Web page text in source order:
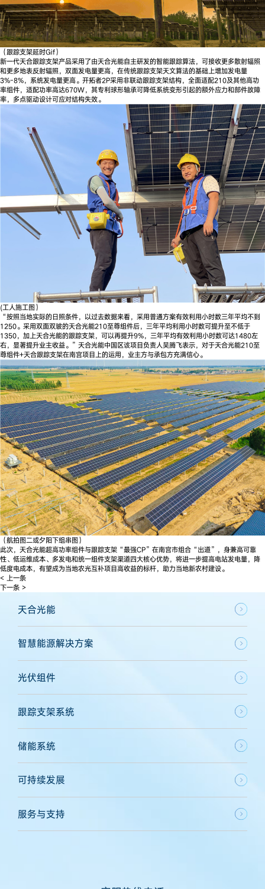
（跟踪支架延时Gif）
新一代天合跟踪支架产品采用了由天合光能自主研发的智能跟踪算法，可接收更多散射辐照
和更多地表反射辐照，双面发电量更高，在传统跟踪支架天文算法的基础上增加发电量
3%-8%，系统发电量更高。开拓者2P采用非联动跟踪支架结构，全面适配210及其他高功
率组件，适配功率高达670W，其专利球形轴承可降低系统变形引起的额外应力和部件故障
率，多点驱动设计可应对结构失效。
(工人施工图）
“按照当地实际的日照条件，以过去数据来看，采用普通方案有效利用小时数三年平均不到
1250。采用双面双玻的天合光能210至尊组件后，三年平均利用小时数可提升至不低于
1350，加上天合光能的跟踪支架，可以再提升9%，三年平均有效利用小时数可达1480左
右，显著提升业主收益。”天合光能中国区该项目负责人吴腾飞表示，对于天合光能210至
尊组件+天合跟踪支架在南宫项目上的运用，业主方与承包方充满信心。
（航拍图二或夕阳下组串图）
此次，天合光能超高功率组件与跟踪支架“最强CP”在南宫市组合“出道”，身兼高可靠
性、低运维成本、多发电和统一组件支架渠道四大核心优势，将进一步提高电站发电量，降
低度电成本，有望成为当地农光互补项目高收益的标杆，助力当地新农村建设。
< 上一条
下一条 >
天合光能
智慧能源解决方案
光伏组件
跟踪支架系统
储能系统
可持续发展
服务与支持